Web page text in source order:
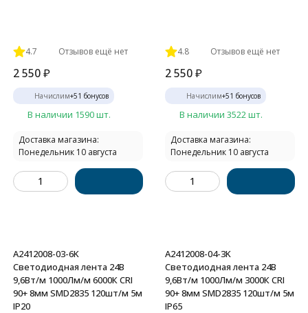
4.7 Отзывов ещё нет
2 550₽
Начислим+51 бонусов
В наличии 1590 шт.
Доставка магазина:
Понедельник 10 августа
4.8 Отзывов ещё нет
2 550₽
Начислим+51 бонусов
В наличии 3522 шт.
Доставка магазина:
Понедельник 10 августа
A2412008-03-6K
Светодиодная лента 24В
9,6Вт/м 1000Лм/м 6000К CRI
90+ 8мм SMD2835 120шт/м 5м
IP20
A2412008-04-3K
Светодиодная лента 24В
9,6Вт/м 1000Лм/м 3000К CRI
90+ 8мм SMD2835 120шт/м 5м
IP65